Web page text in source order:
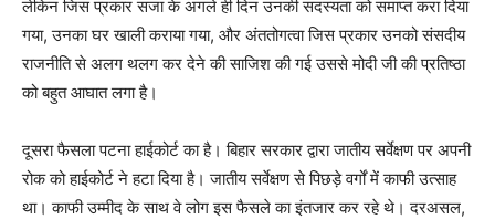
लेकिन जिस प्रकार सजा के अगले ही दिन उनकी सदस्यता को समाप्त करा दिया
गया, उनका घर खाली कराया गया, और अंततोगत्वा जिस प्रकार उनको संसदीय
राजनीति से अलग थलग कर देने की साजिश की गई उससे मोदी जी की प्रतिष्ठा
को बहुत आघात लगा है।
दूसरा फैसला पटना हाईकोर्ट का है। बिहार सरकार द्वारा जातीय सर्वेक्षण पर अपनी
रोक को हाईकोर्ट ने हटा दिया है। जातीय सर्वेक्षण से पिछड़े वर्गों में काफी उत्साह
था। काफी उम्मीद के साथ वे लोग इस फैसले का इंतजार कर रहे थे। दरअसल,